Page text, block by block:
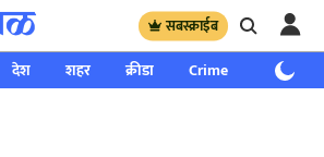
सबस्क्राईब
देश शहर क्रीडा Crime साप्ताहिक